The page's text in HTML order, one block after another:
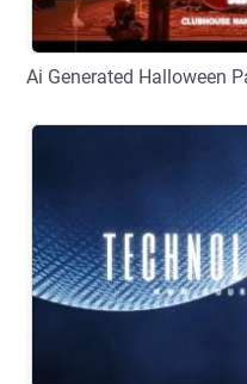
プレビュー